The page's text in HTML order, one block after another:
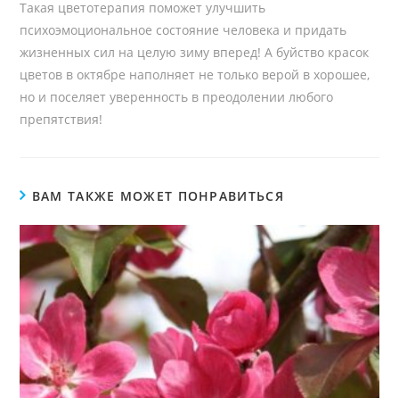
Такая цветотерапия поможет улучшить
психоэмоциональное состояние человека и придать
жизненных сил на целую зиму вперед! А буйство красок
цветов в октябре наполняет не только верой в хорошее,
но и поселяет уверенность в преодолении любого
препятствия!
ВАМ ТАКЖЕ МОЖЕТ ПОНРАВИТЬСЯ